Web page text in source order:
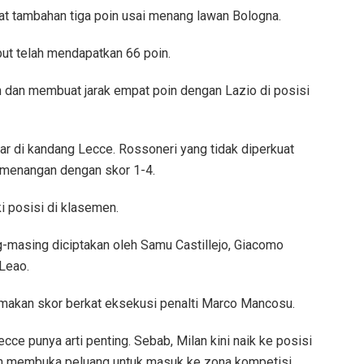
tambahan tiga poin usai menang lawan Bologna.
telah mendapatkan 66 poin.
membuat jarak empat poin dengan Lazio di posisi
di kandang Lecce. Rossoneri yang tidak diperkuat
dengan skor 1-4.
posisi di klasemen.
diciptakan oleh Samu Castillejo, Giacomo
skor berkat eksekusi penalti Marco Mancosu.
punya arti penting. Sebab, Milan kini naik ke posisi